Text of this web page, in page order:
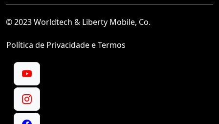
© 2023 Worldtech & Liberty Mobile, Co.
Política de Privacidade e Termos